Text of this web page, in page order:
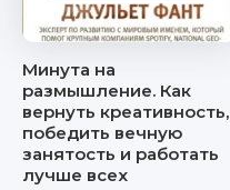
Минута на
размышление. Как
вернуть креативность,
победить вечную
занятость и работать
лучше всех